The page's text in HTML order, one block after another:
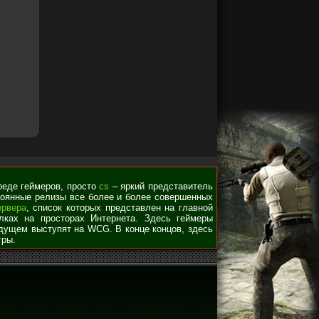
геймеров, простоcs – яркий представитель
релизы все более и более совершенных
, список которых представлен на главной
на просторах Интернета. Здесь геймеры
выступят на WCG. В конце концов, здесь